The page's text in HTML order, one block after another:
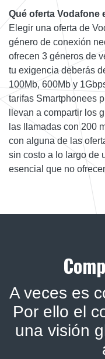
Qué oferta Vodafone
Elegir una oferta de
género de conexión
ofrecen 3 géneros de
tu exigencia deberás
100Mb, 600Mb y
tarifas Smartphonees
llevan a compartir los
las llamadas con 200
con alguna de las
sin costo a lo largo de
esencial que no
A veces es
Por ello el
una visión